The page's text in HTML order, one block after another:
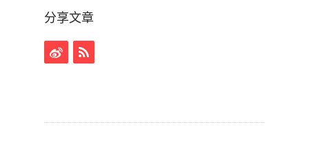
分享文章